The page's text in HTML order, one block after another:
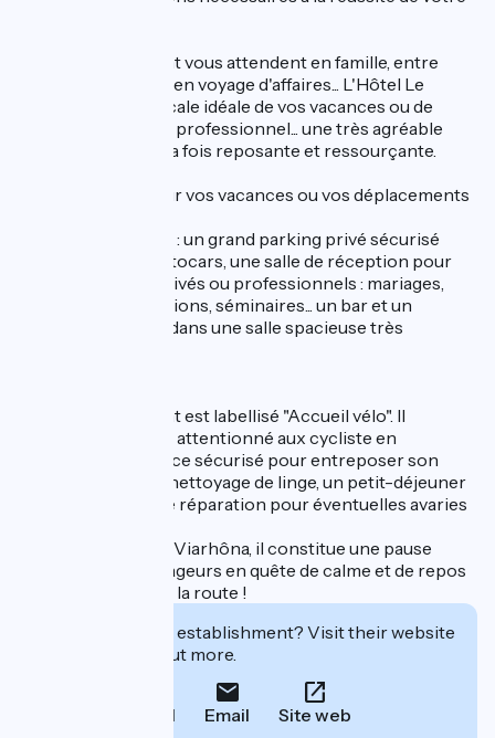
Sandrine et Vincent vous attendent en famille, entre
amis, en groupe ou en voyage d'affaires... L'Hôtel Le
Président sera l'escale idéale de vos vacances ou de
votre déplacement professionnel... une très agréable
parenthèse tout à la fois reposante et ressourçante.
Tout le confort pour vos vacances ou vos déplacements
A votre disposition : un grand parking privé sécurisé
pour voitures et autocars, une salle de réception pour
vos événements privés ou professionnels : mariages,
anniversaires, réunions, séminaires... un bar et un
restaurant installé dans une salle spacieuse très
L'hôtel Le Président est labellisé "Accueil vélo". Il
propose un accueil attentionné aux cycliste en
itinérance: un espace sécurisé pour entreposer son
vélo, un service de nettoyage de linge, un petit-déjeuner
copieux et un kit de réparation pour éventuelles avaries
Situé non loin de la Viarhôna, il constitue une pause
idéale pour les voyageurs en quête de calme et de repos
avant de reprendre la route !
Interested in this establishment? Visit their website
to book or find out more.
Call Email Site web